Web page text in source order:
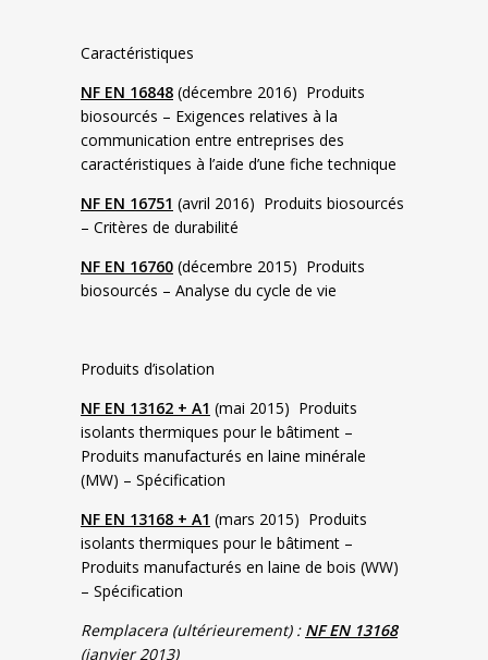
Caractéristiques
NF EN 16848 (décembre 2016) Produits
biosourcés – Exigences relatives à la
communication entre entreprises des
caractéristiques à l’aide d’une fiche technique
NF EN 16751 (avril 2016) Produits biosourcés
– Critères de durabilité
NF EN 16760 (décembre 2015) Produits
biosourcés – Analyse du cycle de vie
Produits d’isolation
NF EN 13162 + A1 (mai 2015) Produits
isolants thermiques pour le bâtiment –
Produits manufacturés en laine minérale
(MW) – Spécification
NF EN 13168 + A1 (mars 2015) Produits
isolants thermiques pour le bâtiment –
Produits manufacturés en laine de bois (WW)
– Spécification
Remplacera (ultérieurement) : NF EN 13168
(janvier 2013)